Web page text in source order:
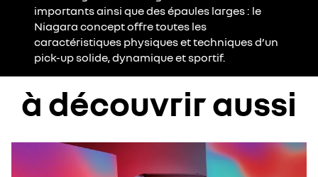
importants ainsi que des épaules larges : le
Niagara concept offre toutes les
caractéristiques physiques et techniques d’un
pick-up solide, dynamique et sportif.
à découvrir aussi